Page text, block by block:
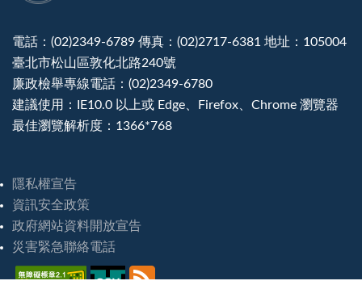
電話：(02)2349-6789 傳真：(02)2717-6381 地址：105004
臺北市松山區敦化北路240號
廉政檢舉專線電話：(02)2349-6780
建議使用：IE10.0 以上或 Edge、Firefox、Chrome 瀏覽器
最佳瀏覽解析度：1366*768
隱私權宣告
資訊安全政策
政府網站資料開放宣告
災害緊急聯絡電話